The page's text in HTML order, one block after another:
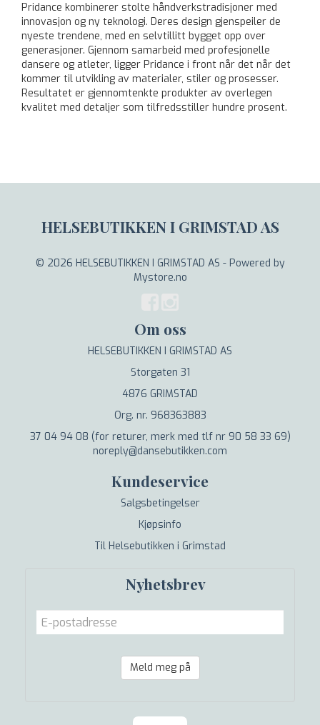
Pridance kombinerer stolte håndverkstradisjoner med
innovasjon og ny teknologi. Deres design gjenspeiler de
nyeste trendene, med en selvtillitt bygget opp over
generasjoner. Gjennom samarbeid med profesjonelle
dansere og atleter, ligger Pridance i front når det når det
kommer til utvikling av materialer, stiler og prosesser.
Resultatet er gjennomtenkte produkter av overlegen
kvalitet med detaljer som tilfredsstiller hundre prosent.
HELSEBUTIKKEN I GRIMSTAD AS
© 2026 HELSEBUTIKKEN I GRIMSTAD AS - Powered by
Mystore.no
Om oss
HELSEBUTIKKEN I GRIMSTAD AS
Storgaten 31
4876 GRIMSTAD
Org. nr. 968363883
37 04 94 08 (for returer, merk med tlf nr 90 58 33 69)
noreply@dansebutikken.com
Kundeservice
Salgsbetingelser
Kjøpsinfo
Til Helsebutikken i Grimstad
Nyhetsbrev
Meld meg på